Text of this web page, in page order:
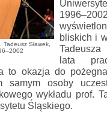
Tadeusz Sławek,
bliskich i
Tadeusza
lata
to okazja do
samym osoby
wykładu prof.
Śląskiego.